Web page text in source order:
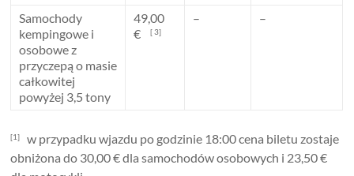
Samochody
kempingowe i
osobowe z
przyczepą o masie
całkowitej
powyżej 3,5 tony
49,00
€[ 3]
– –
[1]
w przypadku wjazdu po godzinie 18:00 cena biletu zostaje
obniżona do 30,00 € dla samochodów osobowych i 23,50 €